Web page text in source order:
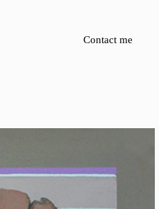
Contact me